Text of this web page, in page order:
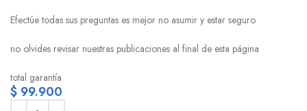
Efectúe todas sus preguntas es mejor no asumir y estar seguro
no olvides revisar nuestras publicaciones al final de esta página
total garantía
$ 99.900